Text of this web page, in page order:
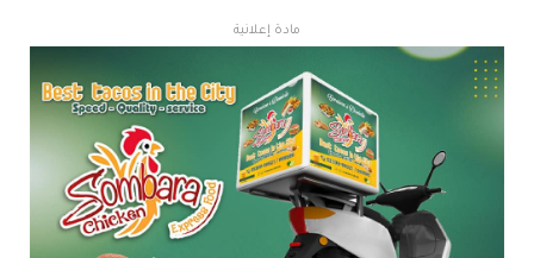
مادة إعلانية